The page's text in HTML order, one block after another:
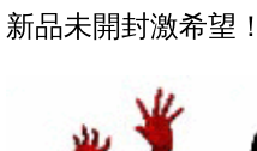
新品未開封激希望